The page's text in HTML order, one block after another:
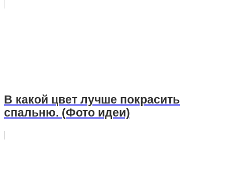
В какой цвет лучше покрасить
спальню. (Фото идеи)